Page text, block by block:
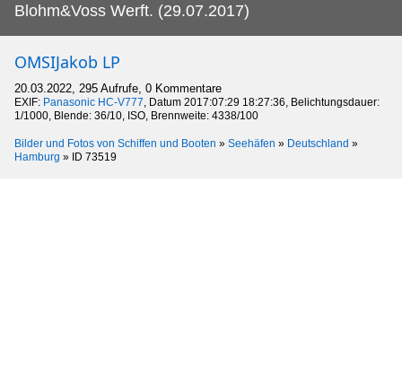
Blohm&Voss Werft. (29.07.2017)
OMSIJakob LP
20.03.2022, 295 Aufrufe, 0 Kommentare
EXIF: Panasonic HC-V777, Datum 2017:07:29 18:27:36, Belichtungsdauer:
1/1000, Blende: 36/10, ISO, Brennweite: 4338/100
Bilder und Fotos von Schiffen und Booten » Seehäfen » Deutschland »
Hamburg » ID 73519